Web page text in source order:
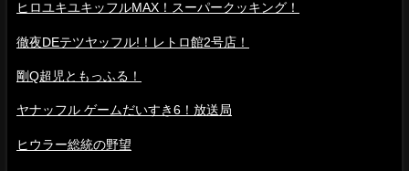
ヒロユキユキッフルMAX！スーパークッキング！
徹夜DEテツヤッフル!！レトロ館2号店！
剛Q超児ともっふる！
ヤナッフル ゲームだいすき6！放送局
ヒウラー総統の野望